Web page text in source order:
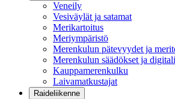
Veneily
Vesiväylät ja satamat
Merikartoitus
Meriympäristö
Merenkulun pätevyydet ja
Merenkulun säädökset ja
Kauppamerenkulku
Laivamatkustajat
Raideliikenne